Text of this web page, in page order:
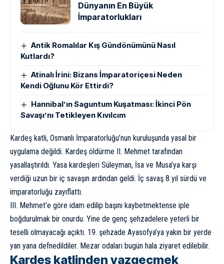
Dünyanın En Büyük
İmparatorlukları
Antik Romalılar Kış Gündönümünü Nasıl
Kutlardı?
Atinalı İrini: Bizans İmparatoriçesi Neden
Kendi Oğlunu Kör Ettirdi?
Hannibal’ın Saguntum Kuşatması: İkinci Pön
Savaşı’nı Tetikleyen Kıvılcım
Kardeş katli, Osmanlı İmparatorluğu’nun kuruluşunda yasal bir
uygulama değildi. Kardeş öldürme II. Mehmet tarafından
yasallaştırıldı. Yasa kardeşleri Süleyman, İsa ve Musa’ya karşı
verdiği uzun bir iç savaşın ardından geldi. İç savaş 8 yıl sürdü ve
imparatorluğu zayıflattı.
III. Mehmet’e göre idam edilip başını kaybetmektense iple
boğdurulmak bir onurdu. Yine de genç şehzadelere yeterli bir
teselli olmayacağı açıktı. 19. şehzade Ayasofya’ya yakın bir yerde
yan yana defnedildiler. Mezar odaları bugün hala ziyaret edilebilir.
Kardeş katlinden vazgeçmek